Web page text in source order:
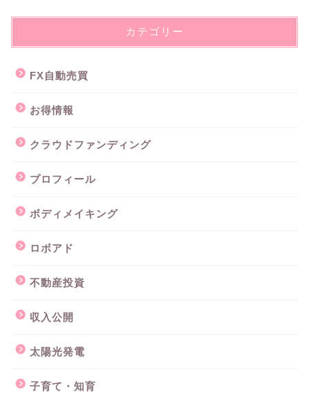
カテゴリー
FX自動売買
お得情報
クラウドファンディング
プロフィール
ボディメイキング
ロボアド
不動産投資
収入公開
太陽光発電
子育て・知育